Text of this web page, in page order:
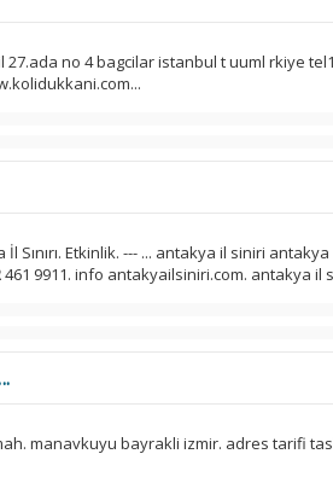
27.ada no 4 bagcilar istanbul t uuml rkiye
Sınırı. Etkinlik. --- ... antakya il siniri antakya
461 9911. info antakyailsiniri.com. antakya il
manavkuyu bayrakli izmir. adres tarifi